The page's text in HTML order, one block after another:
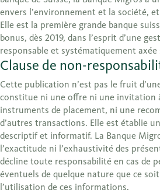
envers l’environnement et la société,
Elle est la première grande banque
bonus, dès 2019, dans l’esprit d’une
responsable et systématiquement
Clause de non-
Cette publication n’est pas le fruit
constitue ni une offre ni une invitation
instruments de placement, ni une
d’autres transactions. Elle est établie
descriptif et informatif. La Banque
l’exactitude ni l’exhaustivité des
décline toute responsabilité en cas de
éventuels de quelque nature que ce
l’utilisation de ces informations.